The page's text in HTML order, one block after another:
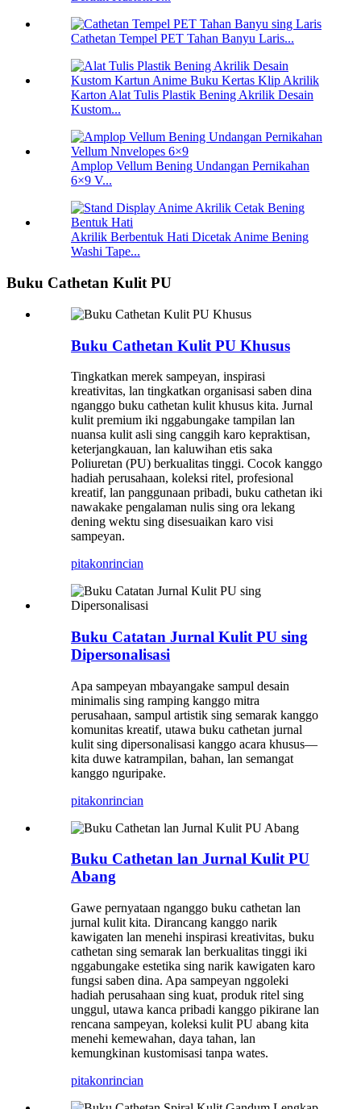
Cathetan Tempel PET Tahan Banyu Laris...
Karton Alat Tulis Plastik Bening Akrilik Desain
Kustom...
Amplop Vellum Bening Undangan Pernikahan
6×9 V...
Akrilik Berbentuk Hati Dicetak Anime Bening
Washi Tape...
Buku Cathetan Kulit PU
Buku Cathetan Kulit PU Khusus
Tingkatkan merek sampeyan, inspirasi
kreativitas, lan tingkatkan organisasi saben dina
nganggo buku cathetan kulit khusus kita. Jurnal
kulit premium iki nggabungake tampilan lan
nuansa kulit asli sing canggih karo kepraktisan,
keterjangkauan, lan kaluwihan etis saka
Poliuretan (PU) berkualitas tinggi. Cocok kanggo
hadiah perusahaan, koleksi ritel, profesional
kreatif, lan panggunaan pribadi, buku cathetan iki
nawakake pengalaman nulis sing ora lekang
dening wektu sing disesuaikan karo visi
sampeyan.
pitakonrincian
Buku Catatan Jurnal Kulit PU sing
Dipersonalisasi
Apa sampeyan mbayangake sampul desain
minimalis sing ramping kanggo mitra
perusahaan, sampul artistik sing semarak kanggo
komunitas kreatif, utawa buku cathetan jurnal
kulit sing dipersonalisasi kanggo acara khusus—
kita duwe katrampilan, bahan, lan semangat
kanggo nguripake.
pitakonrincian
Buku Cathetan lan Jurnal Kulit PU
Abang
Gawe pernyataan nganggo buku cathetan lan
jurnal kulit kita. Dirancang kanggo narik
kawigaten lan menehi inspirasi kreativitas, buku
cathetan sing semarak lan berkualitas tinggi iki
nggabungake estetika sing narik kawigaten karo
fungsi saben dina. Apa sampeyan nggoleki
hadiah perusahaan sing kuat, produk ritel sing
unggul, utawa kanca pribadi kanggo pikirane lan
rencana sampeyan, koleksi kulit PU abang kita
menehi kemewahan, daya tahan, lan
kemungkinan kustomisasi tanpa wates.
pitakonrincian